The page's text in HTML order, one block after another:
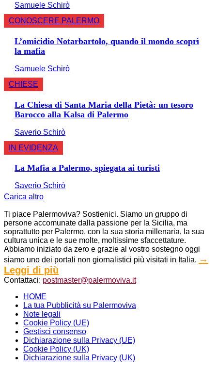
Samuele Schirò
CONOSCERE PALERMO
L’omicidio Notarbartolo, quando il mondo scoprì
la mafia
Samuele Schirò
CHIESE
La Chiesa di Santa Maria della Pietà: un tesoro
Barocco alla Kalsa di Palermo
Saverio Schirò
IN EVIDENZA
La Mafia a Palermo, spiegata ai turisti
Saverio Schirò
Carica altro
Ti piace Palermoviva? Sostienici. Siamo un gruppo di
persone accomunate dalla passione per la Sicilia, ma
soprattutto per Palermo, con la sua storia millenaria, la sua
cultura unica e le sue molte, moltissime sfaccettature.
Abbiamo iniziato da zero e grazie al vostro sostegno oggi
siamo uno dei portali non giornalistici più visitati in Italia. →
Leggi di più
Contattaci: postmaster@palermoviva.it
HOME
La tua Pubblicità su Palermoviva
Note legali
Cookie Policy (UE)
Gestisci consenso
Dichiarazione sulla Privacy (UE)
Cookie Policy (UK)
Dichiarazione sulla Privacy (UK)